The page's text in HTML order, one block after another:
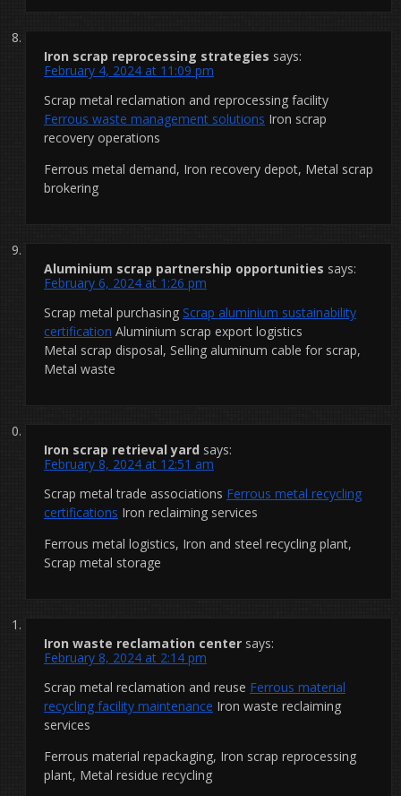
Iron scrap reprocessing strategies says:
February 4, 2024 at 11:09 pm
Scrap metal reclamation and reprocessing facility
Ferrous waste management solutions Iron scrap
recovery operations
Ferrous metal demand, Iron recovery depot, Metal scrap
brokering
Aluminium scrap partnership opportunities says:
February 6, 2024 at 1:26 pm
Scrap metal purchasing Scrap aluminium sustainability
certification Aluminium scrap export logistics
Metal scrap disposal, Selling aluminum cable for scrap,
Metal waste
Iron scrap retrieval yard says:
February 8, 2024 at 12:51 am
Scrap metal trade associations Ferrous metal recycling
certifications Iron reclaiming services
Ferrous metal logistics, Iron and steel recycling plant,
Scrap metal storage
Iron waste reclamation center says:
February 8, 2024 at 2:14 pm
Scrap metal reclamation and reuse Ferrous material
recycling facility maintenance Iron waste reclaiming
services
Ferrous material repackaging, Iron scrap reprocessing
plant, Metal residue recycling